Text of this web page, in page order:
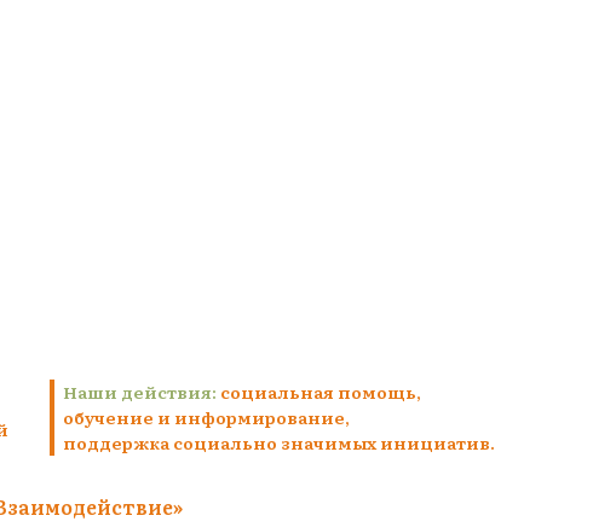
Наши действия: социальная помощь,
обучение и информирование,
поддержка социально значимых инициатив.